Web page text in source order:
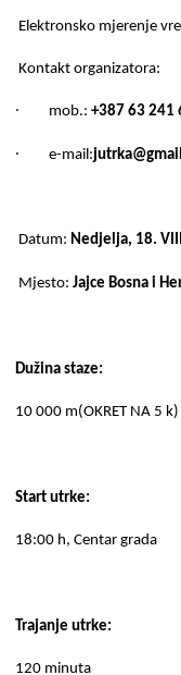
Elektronsko mjerenje
Kontakt organizatora:
∙ mob.:+387 63 241
∙ e-mail:
Datum:Nedjelja, 18.
Mjesto:Jajce Bosna i
Dužina staze:
10 000 m(OKRET NA 5
Start utrke:
18:00 h, Centar grada
Trajanje utrke:
120 minuta